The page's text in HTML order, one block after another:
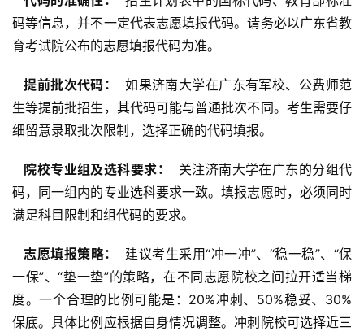
码等信息，并不一定代表志愿填报代码。请务必以广东省教
育考试院公布的志愿填报代码为准。
  提前批次代码：
如果济南大学在广东有军校、公费师范
生等提前批招生，其代码可能与普通批次不同。考生需要仔
细留意录取批次限制，选择正确的代码填报。
  院校专业组及选科要求：
关注济南大学在广东的分组代
码，同一组内的专业选科要求一致。填报志愿时，必须同时
满足科目限制和组代码的要求。
  志愿填报策略：
建议考生采用“冲一冲”、“稳一稳”、“保
一保”、“垫一垫”的策略，在不同志愿院校之间拉开适当梯
度。一个合理的比例可能是：20%冲刺、50%稳妥、30%
保底。具体比例应根据自身情况调整。冲刺院校可选择近三